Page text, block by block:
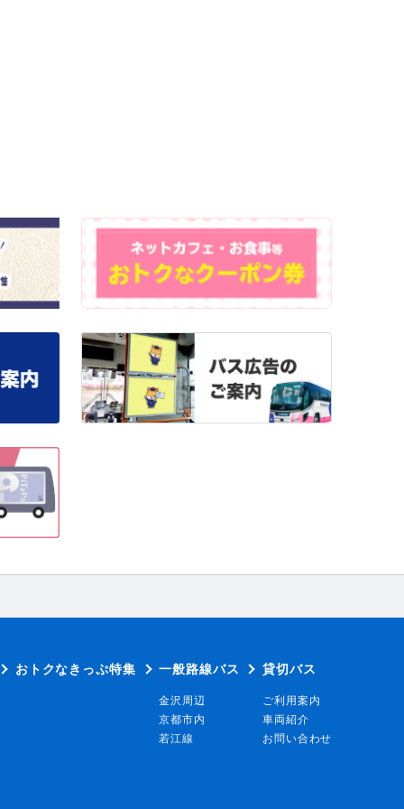
おトクなきっぷ特集 一般路線バス
金沢周辺
京都市内
若江線
貸切バス
ご利用案内
車両紹介
お問い合わせ